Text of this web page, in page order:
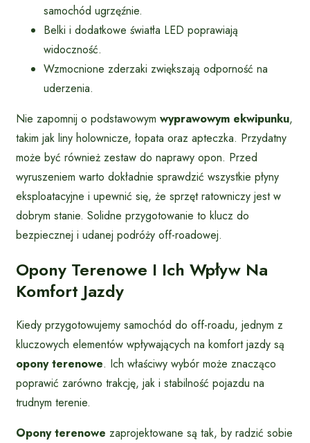
samochód ugrzęźnie.
Belki i dodatkowe światła LED poprawiają
widoczność.
Wzmocnione zderzaki zwiększają odporność na
uderzenia.
Nie zapomnij o podstawowym wyprawowym ekwipunku,
takim jak liny holownicze, łopata oraz apteczka. Przydatny
może być również zestaw do naprawy opon. Przed
wyruszeniem warto dokładnie sprawdzić wszystkie płyny
eksploatacyjne i upewnić się, że sprzęt ratowniczy jest w
dobrym stanie. Solidne przygotowanie to klucz do
bezpiecznej i udanej podróży off-roadowej.
Opony Terenowe I Ich Wpływ Na
Komfort Jazdy
Kiedy przygotowujemy samochód do off-roadu, jednym z
kluczowych elementów wpływających na komfort jazdy są
opony terenowe. Ich właściwy wybór może znacząco
poprawić zarówno trakcję, jak i stabilność pojazdu na
trudnym terenie.
Opony terenowe zaprojektowane są tak, by radzić sobie